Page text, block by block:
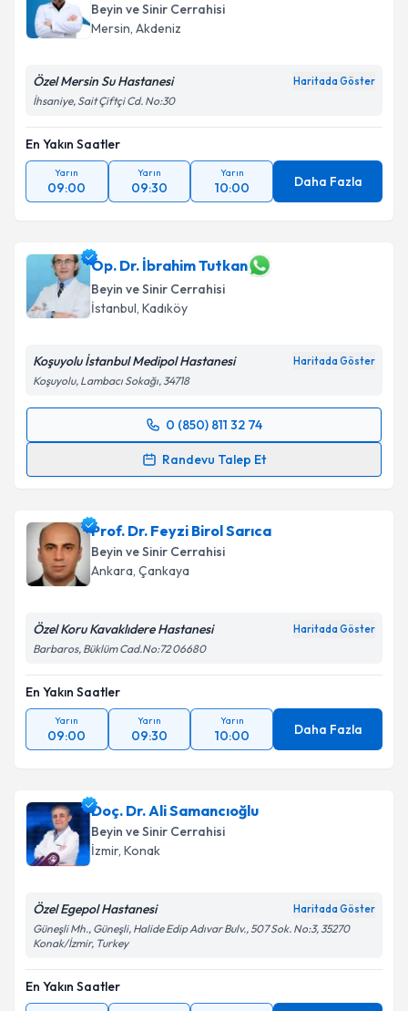
Beyin ve Sinir Cerrahisi
Mersin, Akdeniz
Özel Mersin Su Hastanesi Haritada Göster
İhsaniye, Sait Çiftçi Cd. No:30
En Yakın Saatler
Yarın
09:00
Yarın
09:30
Yarın
10:00 Daha Fazla
Op. Dr. İbrahim Tutkan
Beyin ve Sinir Cerrahisi
İstanbul, Kadıköy
Koşuyolu İstanbul Medipol Hastanesi Haritada Göster
Koşuyolu, Lambacı Sokağı, 34718
0 (850) 811 32 74
Randevu Talep Et
Randevu Takvimi Talebi
takvim hazırlandığında e-posta ile bilgilendireceğiz.
E-posta Adresiniz
Kişisel verilerimin işlenmesine ilişkin
Metni'ni okudum ve kişisel verilerimin belirtilen
kapsamda işlenmesini kabul ediyorum.
Takvim Talebini Gönder
Prof. Dr. Feyzi Birol Sarıca
Beyin ve Sinir Cerrahisi
Ankara, Çankaya
Özel Koru Kavaklıdere Hastanesi Haritada Göster
Barbaros, Büklüm Cad.No:72 06680
En Yakın Saatler
Yarın
09:00
Yarın
09:30
Yarın
10:00 Daha Fazla
Doç. Dr. Ali Samancıoğlu
Beyin ve Sinir Cerrahisi
İzmir, Konak
Özel Egepol Hastanesi Haritada Göster
Güneşli Mh., Güneşli, Halide Edip Adıvar Bulv., 507 Sok. No:3, 35270
Konak/İzmir, Turkey
En Yakın Saatler